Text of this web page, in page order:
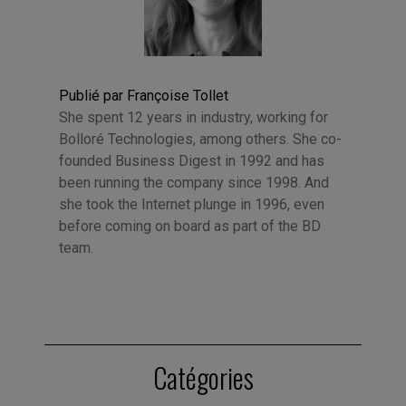
Publié par Françoise Tollet
She spent 12 years in industry, working for
Bolloré Technologies, among others. She co-
founded Business Digest in 1992 and has
been running the company since 1998. And
she took the Internet plunge in 1996, even
before coming on board as part of the BD
team.
Catégories